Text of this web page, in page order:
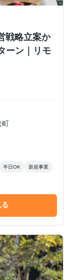
戦略立案か
ーン｜リモ
町
半日OK 新規事業